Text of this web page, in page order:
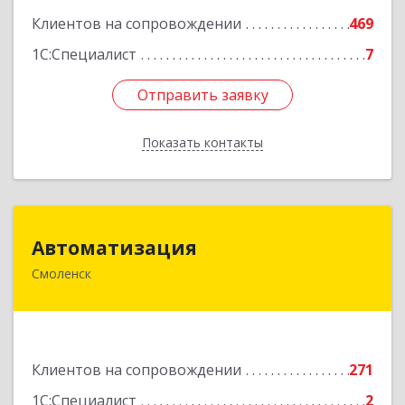
Клиентов на сопровождении
469
1С:Специалист
7
Отправить заявку
Показать контакты
Отправить заявку
Назад
Автоматизация
Смоленск
Клиентов на сопровождении
271
1С:Специалист
2
214019, Смоленская обл, Смоленск г, Марии